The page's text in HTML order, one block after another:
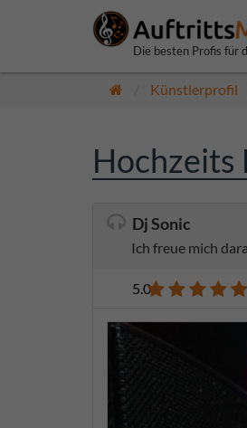
Die besten Profis für
Künstlerprofil
Hochzeits
Dj Sonic
Ich freue mich
5.0